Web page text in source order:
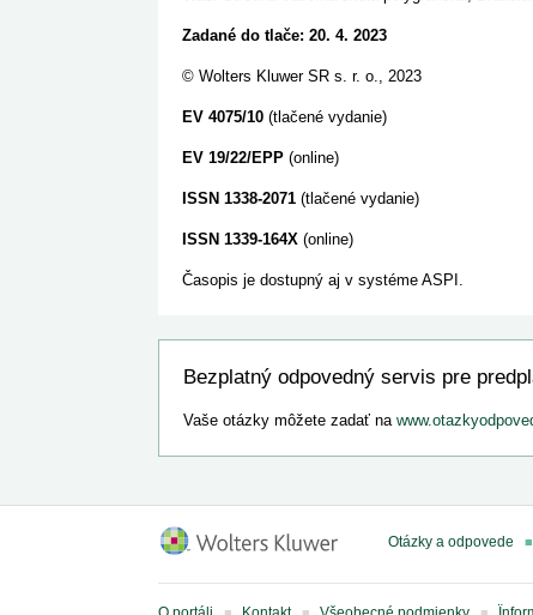
Zadané do tlače: 20. 4. 2023
© Wolters Kluwer SR s. r. o., 2023
EV 4075/10 (tlačené vydanie)
EV 19/22/EPP (online)
ISSN 1338-2071 (tlačené vydanie)
ISSN 1339-164X (online)
Časopis je dostupný aj v systéme ASPI.
Bezplatný odpovedný servis pre
Vaše otázky môžete zadať na
Otázky a odpovede